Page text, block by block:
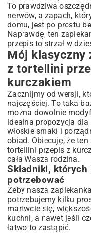
To prawdziwa
nerwów, a zapach,
domu, jest po prostu
Naprawdę, ten
przepis to strzał w
Mój klasyczny
z tortellini
kurczakiem
Zacznijmy od wersji,
najczęściej. To taka
można dowolnie
idealna propozycja dla
włoskie smaki i
obiad. Obiecuję, że
tortellini przepis z
cała Wasza rodzina.
Składniki, których
potrzebować
Żeby nasza
potrzebujemy kilku
martwcie się,
kuchni, a nawet jeśli
łatwo to zastąpić.